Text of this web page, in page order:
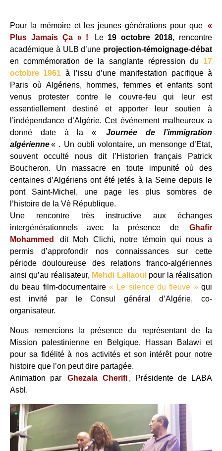
Pour la mémoire et les jeunes générations pour que «
Plus Jamais Ça » !
Le19 octobre 2018, rencontre
académique à ULB d’une projection-témoignage-débat
en commémoration de la sanglante répression du 17
octobre 1961 à l’issu d’une manifestation pacifique à
Paris où Algériens, hommes, femmes et enfants sont
venus protester contre le couvre-feu qui leur est
essentiellement destiné et apporter leur soutien à
l’indépendance d’Algérie. Cet événement malheureux a
donné date à la «
Journée de l’immigration
algérienne« . Un oubli volontaire, un mensonge d’Etat,
souvent occulté nous dit l’Historien français Patrick
Boucheron. Un massacre en toute impunité où des
centaines d’Algériens ont été jetés à la Seine depuis le
pont Saint-Michel, une page les plus sombres de
l’histoire de la Vè République.
Une rencontre très instructive aux échanges
intergénérationnels avec la présence de
Ghafir
Mohammed
dit Moh Clichi, notre témoin qui nous a
permis d’approfondir nos connaissances sur cette
période douloureuse des relations franco-algériennes
ainsi qu’au réalisateur, Mehdi Lallaouipour la réalisation
du beau film-documentaire « Le silence du fleuve »qui
est invité par le Consul général d’Algérie, co-
organisateur.
Nous remercions la présence du représentant de la
Mission palestinienne en Belgique, Hassan Balawi et
pour sa fidélité à nos activités et son intérêt pour notre
histoire que l’on peut dire partagée.
Animation par
Ghezala Cherifi , Présidente de LABA
Asbl.